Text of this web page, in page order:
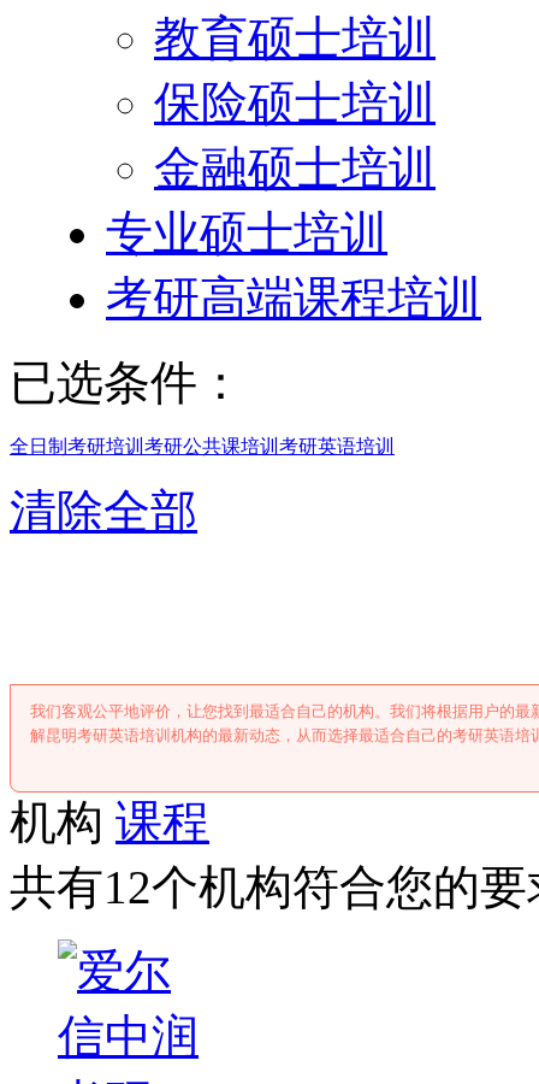
教育硕士培训
保险硕士培训
金融硕士培训
专业硕士培训
考研高端课程培训
已选条件：
全日制考研培训 考研公共课培训 考研英语培训
清除全部
我们客观公平地评价，让您找到最适合自己的机构。我们将根据用户的
解昆明考研英语培训机构的最新动态，从而选择最适合自己的考研英语培
机构 课程
共有12个机构符合您的要